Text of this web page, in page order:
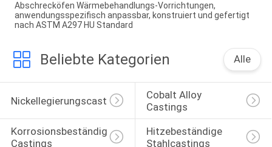
Abschrecköfen Wärmebehandlungs-Vorrichtungen,
anwendungsspezifisch anpassbar, konstruiert und gefertigt
nach ASTM A297 HU Standard
Beliebte Kategorien Alle
Nickellegierungscasting
Cobalt Alloy
Castings
Korrosionsbeständige
Castings
Hitzebeständige
Stahlcastings